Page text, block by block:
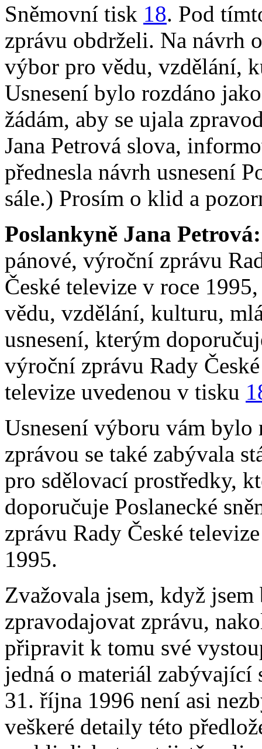
Sněmovní tisk 18. Pod
zprávu obdrželi. Na návrh
výbor pro vědu, vzdělání,
Usnesení bylo rozdáno
žádám, aby se ujala
Jana Petrová slova,
přednesla návrh usnesení
sále.) Prosím o klid a
Poslankyně Jana Petrová:
pánové, výroční zprávu
České televize v roce
vědu, vzdělání, kulturu,
usnesení, kterým
výroční zprávu Rady
televize uvedenou v tisku
Usnesení výboru vám
zprávou se také zabývala
pro sdělovací prostředky,
doporučuje Poslanecké
zprávu Rady České
1995.
Zvažovala jsem, když
zpravodajovat zprávu,
připravit k tomu své
jedná o materiál zabývající
31. října 1996 není asi
veškeré detaily této